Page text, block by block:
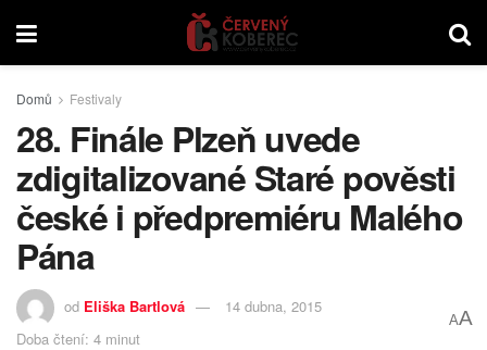
Domů Festivaly
28. Finále Plzeň uvede
zdigitalizované Staré pověsti
české i předpremiéru Malého
Pána
od Eliška Bartlová
14 dubna, 2015
Doba čtení: 4 minut
AA